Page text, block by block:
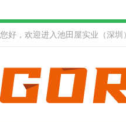
您好，欢迎进入池田屋实业（深圳